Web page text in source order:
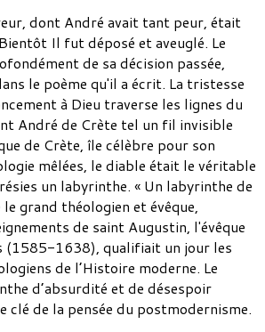
dont André avait tant peur, était
Il fut déposé et aveuglé. Le
de sa décision passée,
le poème qu'il a écrit. La tristesse
à Dieu traverse les lignes du
André de Crète tel un fil invisible
de Crète, île célèbre pour son
mêlées, le diable était le véritable
un labyrinthe. « Un labyrinthe de
grand théologien et évêque,
de saint Augustin, l'évêque
(1585-1638), qualifiait un jour les
de l’Histoire moderne. Le
d’absurdité et de désespoir
clé de la pensée du postmodernisme.